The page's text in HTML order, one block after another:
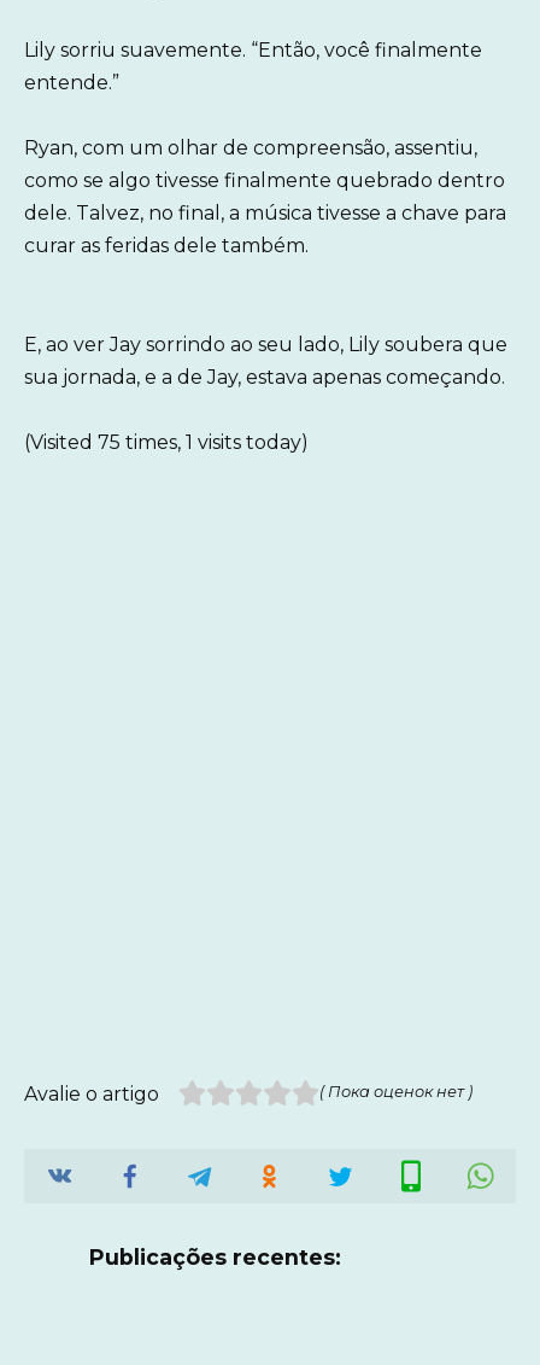
Lily sorriu suavemente. “Então, você finalmente
entende.”
Ryan, com um olhar de compreensão, assentiu,
como se algo tivesse finalmente quebrado dentro
dele. Talvez, no final, a música tivesse a chave para
curar as feridas dele também.
E, ao ver Jay sorrindo ao seu lado, Lily soubera que
sua jornada, e a de Jay, estava apenas começando.
(Visited 75 times, 1 visits today)
Avalie o artigo ( Пока оценок нет )
Publicações recentes: